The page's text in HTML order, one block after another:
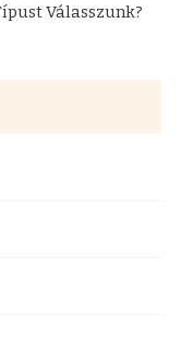
Válasszunk?